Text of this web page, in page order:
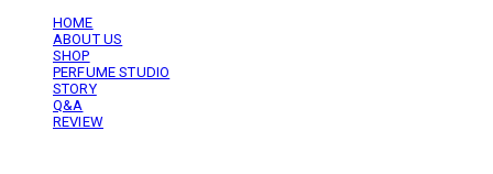
HOME
ABOUT US
SHOP
PERFUME STUDIO
STORY
Q&A
REVIEW